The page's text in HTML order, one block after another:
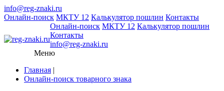
info@reg-znaki.ru
Онлайн-поиск МКТУ 12 Калькулятор пошлин Контакты
Онлайн-поиск МКТУ 12 Калькулятор пошлин
Контакты
info@reg-znaki.ru
Меню
Главная |
Онлайн-поиск товарного знака